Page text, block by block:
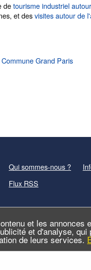
et les
et d'analyse,
de leurs services.
detourisme industriel
et desvisites autour de
Grand Paris
Qui sommes-nous ?
Flux RSS